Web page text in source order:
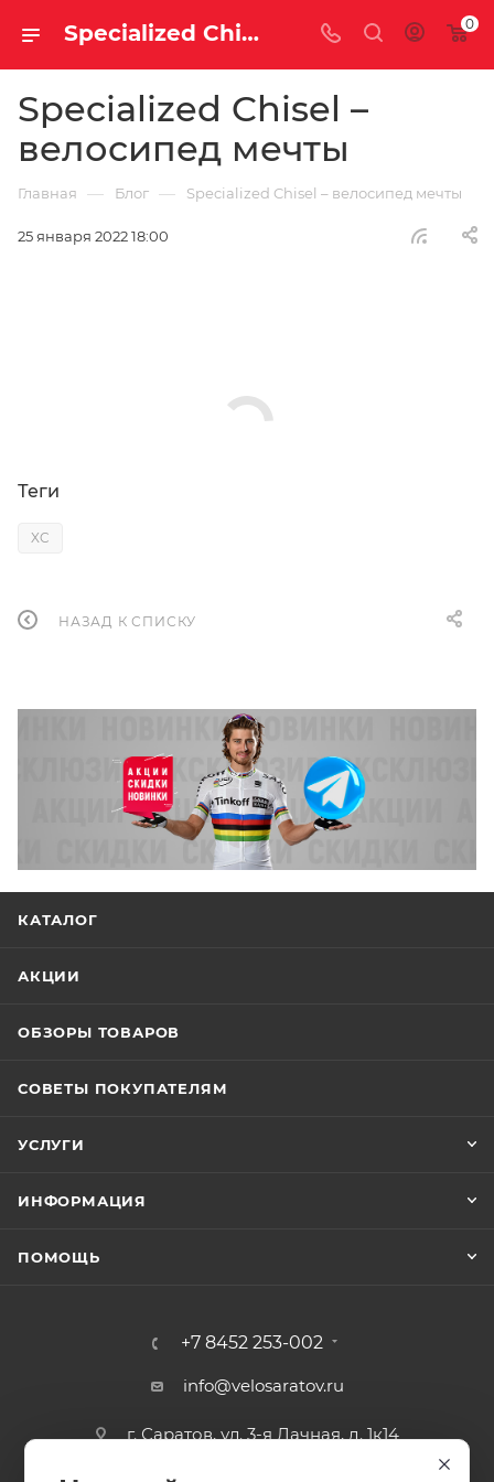
Specialized Chisel – велосипед мечты 0
Specialized Chisel –
велосипед мечты
Главная — Блог — Specialized Chisel – велосипед мечты
25 января 2022 18:00
Теги
XC
НАЗАД К СПИСКУ
КАТАЛОГ
АКЦИИ
ОБЗОРЫ ТОВАРОВ
СОВЕТЫ ПОКУПАТЕЛЯМ
УСЛУГИ
ИНФОРМАЦИЯ
ПОМОЩЬ
+7 8452 253-002
info@velosaratov.ru
г. Саратов, ул. 3-я Дачная, д. 1к14